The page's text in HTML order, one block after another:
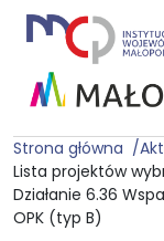
Strona główna
Lista projektów
Działanie 6.36
OPK (typ B)